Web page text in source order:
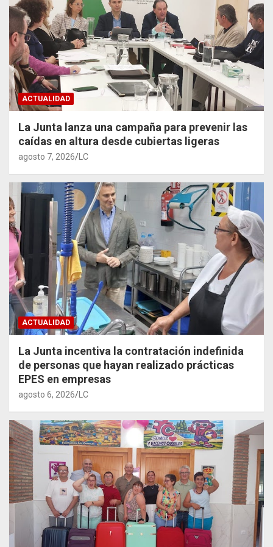
ACTUALIDAD
La Junta lanza una campaña para prevenir las
caídas en altura desde cubiertas ligeras
agosto 7, 2026 LC
ACTUALIDAD
La Junta incentiva la contratación indefinida
de personas que hayan realizado prácticas
EPES en empresas
agosto 6, 2026 LC